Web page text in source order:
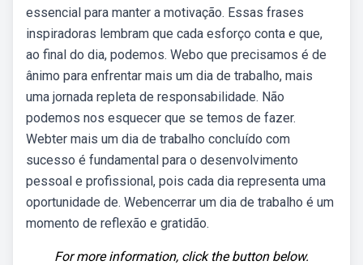
essencial para manter a motivação. Essas frases
inspiradoras lembram que cada esforço conta e que,
ao final do dia, podemos. Webo que precisamos é de
ânimo para enfrentar mais um dia de trabalho, mais
uma jornada repleta de responsabilidade. Não
podemos nos esquecer que se temos de fazer.
Webter mais um dia de trabalho concluído com
sucesso é fundamental para o desenvolvimento
pessoal e profissional, pois cada dia representa uma
oportunidade de. Webencerrar um dia de trabalho é um
momento de reflexão e gratidão.
For more information, click the button below.